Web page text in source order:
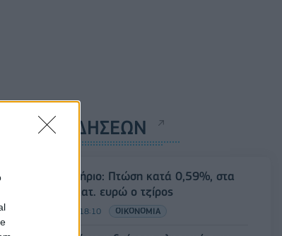
ΡΟΗ ΕΙΔΗΣΕΩΝ
Χρηματιστήριο: Πτώση κατά 0,59%, στα
320,42 εκατ. ευρώ ο τζίρος
06/08/2026 - 18:10 ΟΙΚΟΝΟΜΙΑ